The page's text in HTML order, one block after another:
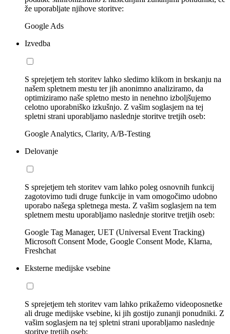
že uporabljate njihove storitve:
Google Ads
Izvedba
S sprejetjem teh storitev lahko sledimo klikom in brskanju na
našem spletnem mestu ter jih anonimno analiziramo, da
optimiziramo naše spletno mesto in nenehno izboljšujemo
celotno uporabniško izkušnjo. Z vašim soglasjem na tej
spletni strani uporabljamo naslednje storitve tretjih oseb:
Google Analytics, Clarity, A/B-Testing
Delovanje
S sprejetjem teh storitev vam lahko poleg osnovnih funkcij
zagotovimo tudi druge funkcije in vam omogočimo udobno
uporabo našega spletnega mesta. Z vašim soglasjem na tem
spletnem mestu uporabljamo naslednje storitve tretjih oseb:
Google Tag Manager, UET (Universal Event Tracking)
Microsoft Consent Mode, Google Consent Mode, Klarna,
Freshchat
Eksterne medijske vsebine
S sprejetjem teh storitev vam lahko prikažemo videoposnetke
ali druge medijske vsebine, ki jih gostijo zunanji ponudniki. Z
vašim soglasjem na tej spletni strani uporabljamo naslednje
storitve tretjih oseb: